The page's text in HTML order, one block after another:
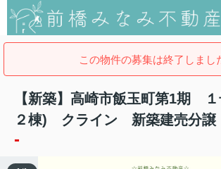
この物件の募集は終了しまし
【新築】高崎市飯玉町第1期
２棟) クライン 新築建売分譲
-